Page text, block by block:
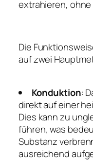
extrahieren,
Die
auf zwei
Konduktion:
direkt auf einer
Dies kann zu
führen, was
Substanz
ausreichend